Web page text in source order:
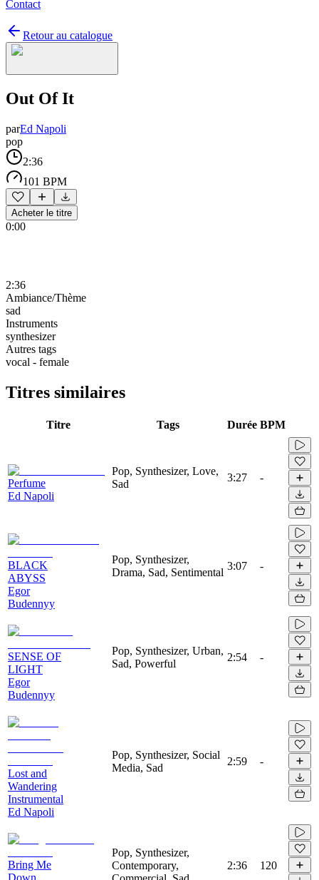
Contact
Retour au catalogue
Out Of It
parEd Napoli
pop
2:36
101 BPM
Acheter le titre
0:00
2:36
Ambiance/Thème
sad
Instruments
synthesizer
Autres tags
vocal - female
Titres similaires
Titre Tags Durée BPM
Perfume
Ed Napoli
Pop, Synthesizer, Love,
Sad
3:27 -
BLACK
ABYSS
Egor
Budennyy
Pop, Synthesizer,
Drama, Sad, Sentimental
3:07 -
SENSE OF
LIGHT
Egor
Budennyy
Pop, Synthesizer, Urban,
Sad, Powerful
2:54 -
Lost and
Wandering
Instrumental
Ed Napoli
Pop, Synthesizer, Social
Media, Sad
2:59 -
Bring Me
Down
Pop, Synthesizer,
Contemporary,
2:36 120